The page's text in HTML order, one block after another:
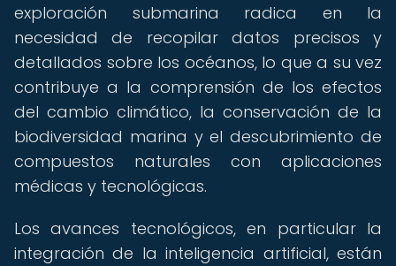
exploración submarina radica en la
necesidad de recopilar datos precisos y
detallados sobre los océanos, lo que a su vez
contribuye a la comprensión de los efectos
del cambio climático, la conservación de la
biodiversidad marina y el descubrimiento de
compuestos naturales con aplicaciones
médicas y tecnológicas.
Los avances tecnológicos, en particular la
integración de la inteligencia artificial, están